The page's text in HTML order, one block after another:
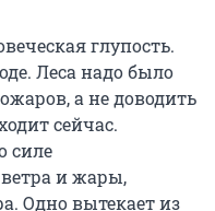
глупость.
Леса надо было
а не доводить
сейчас.
силе
и жары,
Одно вытекает из